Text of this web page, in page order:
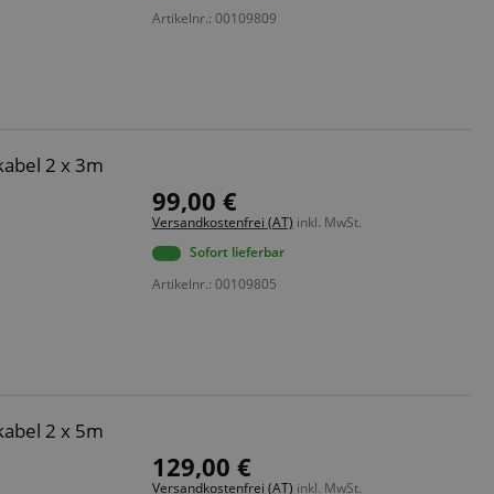
Artikelnr.: 00109809
2 x 3m
99,00 €
Versandkostenfrei (AT) inkl. MwSt.
Sofort lieferbar
Artikelnr.: 00109805
2 x 5m
129,00 €
Versandkostenfrei (AT) inkl. MwSt.
Cookies können